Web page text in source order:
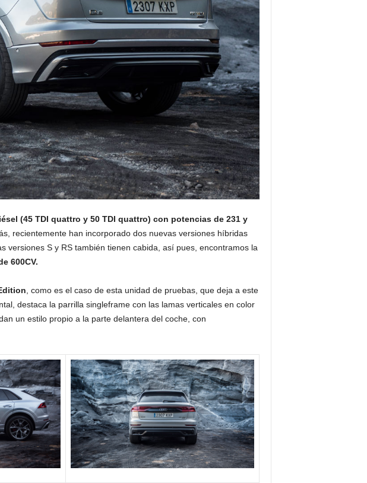
(45 TDI quattro y 50 TDI quattro) con potencias de 231 y
recientemente han incorporado dos nuevas versiones híbridas
versiones S y RS también tienen cabida, así pues, encontramos la
600CV.
, como es el caso de esta unidad de pruebas, que deja a este
destaca la parrilla singleframe con las lamas verticales en color
un estilo propio a la parte delantera del coche, con